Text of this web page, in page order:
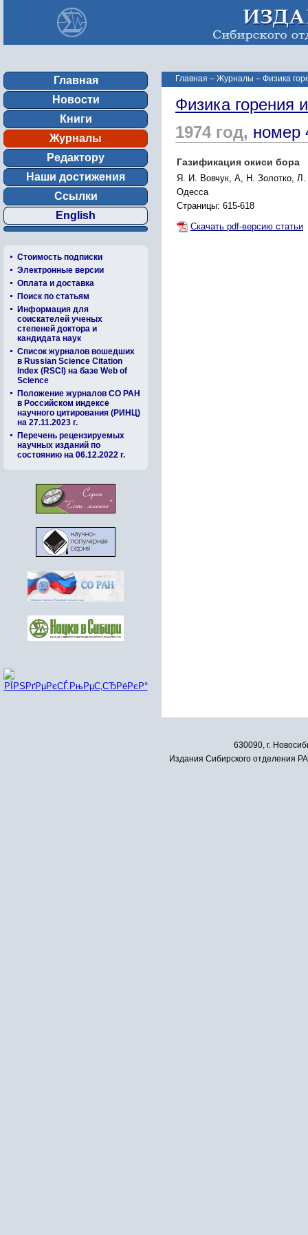
Главная
Новости
Книги
Журналы
Редактору
Наши достижения
Ссылки
English
Стоимость подписки
Электронные версии
Оплата и доставка
Поиск по статьям
Информация для
соискателей ученых
степеней доктора и
кандидата наук
Список журналов вошедших
в Russian Science Citation
Index (RSCI) на базе Web of
Science
Положение журналов СО РАН
в Российском индексе
научного цитирования (РИНЦ)
на 27.11.2023 г.
Перечень рецензируемых
научных изданий по
состоянию на 06.12.2022 г.
Главная – Журналы – Физика
Физика горения
1974 год, номер
Газификация окиси бора
Я. И. Вовчук, А, Н. Золотко,
Одесса
Страницы: 615-618
Скачать pdf-версию статьи
630090, г.
Издания Сибирского отделения